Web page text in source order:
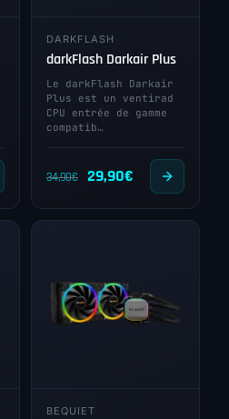
DARKFLASH
darkFlash Darkair Plus
Le darkFlash Darkair
Plus est un ventirad
CPU entrée de gamme
compatib…
34,90€
Le
initial
29,90€
prix
actuel
BEQUIET